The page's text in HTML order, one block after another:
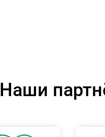
Наши